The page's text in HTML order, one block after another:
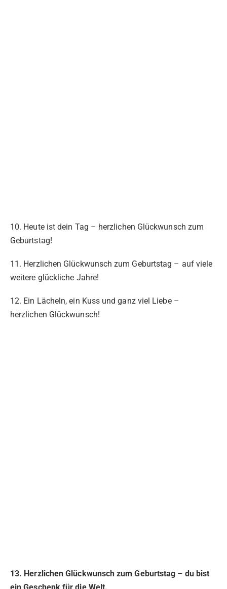
10. Heute ist dein Tag – herzlichen Glückwunsch zum
Geburtstag!
11. Herzlichen Glückwunsch zum Geburtstag – auf viele
weitere glückliche Jahre!
12. Ein Lächeln, ein Kuss und ganz viel Liebe –
herzlichen Glückwunsch!
13. Herzlichen Glückwunsch zum Geburtstag – du bist
ein Geschenk für die Welt.